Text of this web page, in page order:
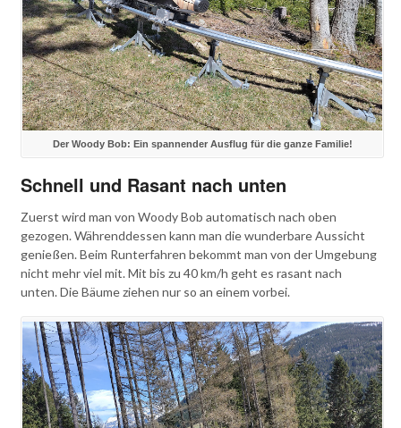
Der Woody Bob: Ein spannender Ausflug für die ganze Familie!
Schnell und Rasant nach unten
Zuerst wird man von Woody Bob automatisch nach oben
gezogen. Währenddessen kann man die wunderbare Aussicht
genießen. Beim Runterfahren bekommt man von der Umgebung
nicht mehr viel mit. Mit bis zu 40 km/h geht es rasant nach
unten. Die Bäume ziehen nur so an einem vorbei.